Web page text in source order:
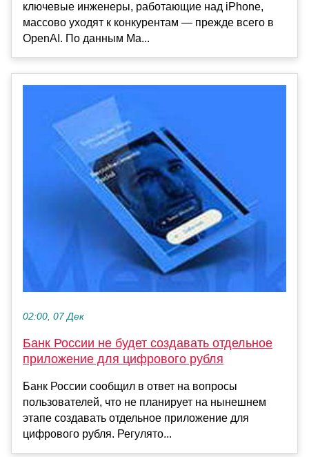
ключевые инженеры, работающие над iPhone,
массово уходят к конкурентам — прежде всего в
OpenAI. По данным Ма...
02:00, 07 Дек
Банк России не будет создавать отдельное
приложение для цифрового рубля
Банк России сообщил в ответ на вопросы
пользователей, что не планирует на нынешнем
этапе создавать отдельное приложение для
цифрового рубля. Регулято...